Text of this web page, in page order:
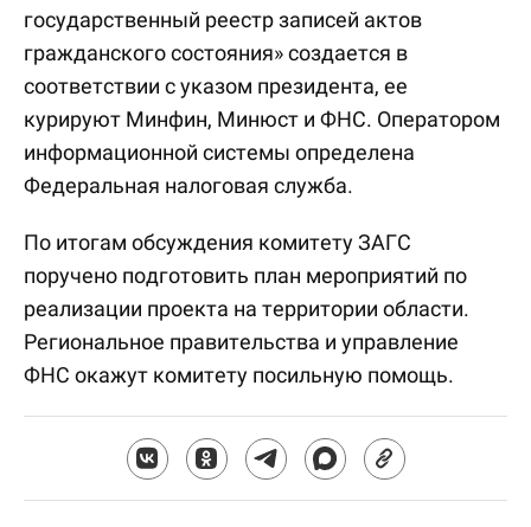
государственный реестр записей актов
гражданского состояния» создается в
соответствии с указом президента, ее
курируют Минфин, Минюст и ФНС. Оператором
информационной системы определена
Федеральная налоговая служба.
По итогам обсуждения комитету ЗАГС
поручено подготовить план мероприятий по
реализации проекта на территории области.
Региональное правительства и управление
ФНС окажут комитету посильную помощь.